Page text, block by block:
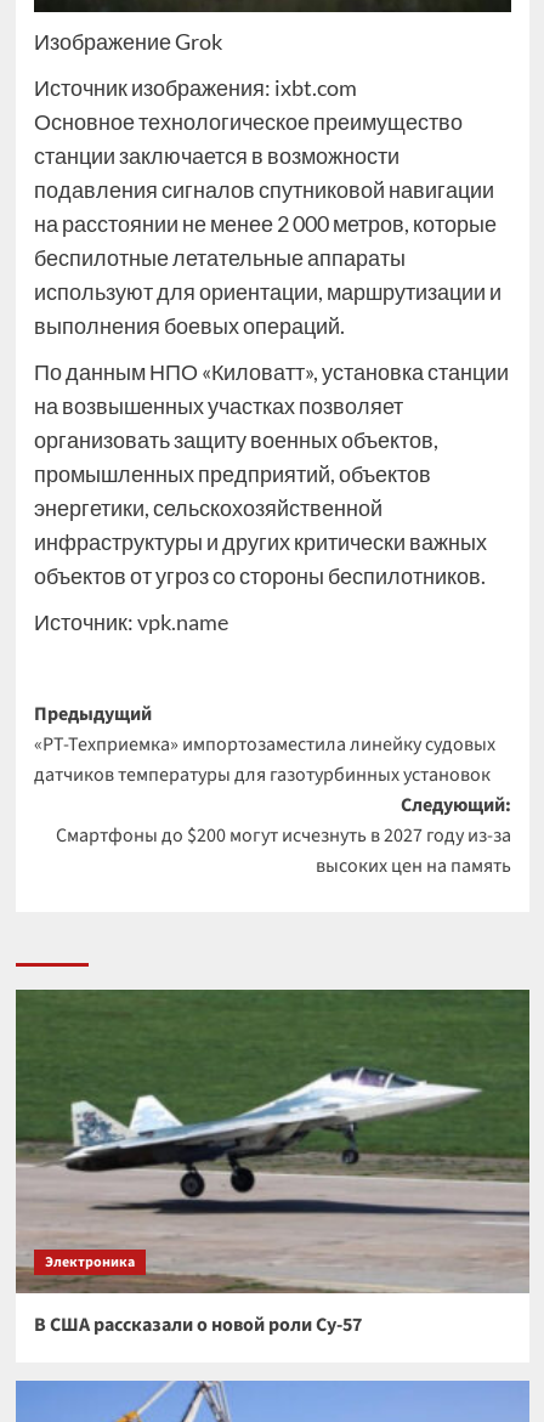
Изображение Grok
Источник изображения: ixbt.com
Основное технологическое преимущество
станции заключается в возможности
подавления сигналов спутниковой навигации
на расстоянии не менее 2 000 метров, которые
беспилотные летательные аппараты
используют для ориентации, маршрутизации и
выполнения боевых операций.
По данным НПО «Киловатт», установка станции
на возвышенных участках позволяет
организовать защиту военных объектов,
промышленных предприятий, объектов
энергетики, сельскохозяйственной
инфраструктуры и других критически важных
объектов от угроз со стороны беспилотников.
Источник:vpk.name
Навигация
записи
Предыдущий
«РТ-Техприемка» импортозаместила линейку судовых
датчиков температуры для газотурбинных установок
Следующий:
Смартфоны до $200 могут исчезнуть в 2027 году из-за
высоких цен на память
Электроника
В США рассказали о новой роли Су-57